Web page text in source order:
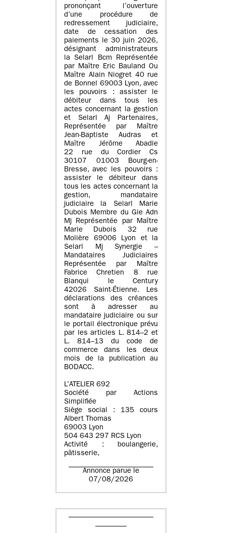
prononçant l’ouverture
d’une procédure de
redressement judiciaire,
date de cessation des
paiements le 30 juin 2026,
désignant administrateurs
la Selarl Bcm Représentée
par Maître Eric Bauland Ou
Maître Alain Niogret 40 rue
de Bonnel 69003 Lyon, avec
les pouvoirs : assister le
débiteur dans tous les
actes concernant la gestion
et Selarl Aj Partenaires,
Représentée par Maître
Jean-Baptiste Audras et
Maître Jérôme Abadie
22 rue du Cordier Cs
30107 01003 Bourg-en-
Bresse, avec les pouvoirs :
assister le débiteur dans
tous les actes concernant la
gestion, mandataire
judiciaire la Selarl Marie
Dubois Membre du Gie Adn
Mj Représentée par Maître
Marie Dubois 32 rue
Molière 69006 Lyon et la
Selarl Mj Synergie –
Mandataires Judiciaires
Représentée par Maître
Fabrice Chretien 8 rue
Blanqui le Century
42026 Saint-Étienne. Les
déclarations des créances
sont à adresser au
mandataire judiciaire ou sur
le portail électronique prévu
par les articles L. 814–2 et
L. 814–13 du code de
commerce dans les deux
mois de la publication au
BODACC.
L’ATELIER 692
Société par Actions
Simplifiée
Siège social : 135 cours
Albert Thomas
69003 Lyon
504 643 297 RCS Lyon
Activité : boulangerie,
pâtisserie,
Annonce parue le
07/08/2026